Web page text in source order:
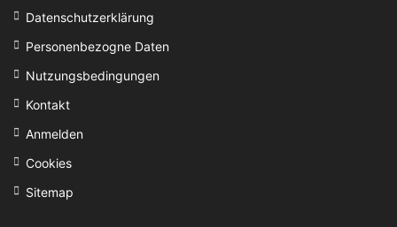
Datenschutzerklärung
Personenbezogne Daten
Nutzungsbedingungen
Kontakt
Anmelden
Cookies
Sitemap